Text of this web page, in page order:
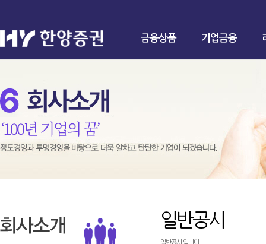
금융상품 기업금융
일반공시
일반공시 입니다.